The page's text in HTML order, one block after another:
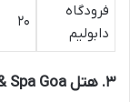
فرودگاه
دابولیم
۲۰
۳. هتل Heritage Village Resort & Spa Goa